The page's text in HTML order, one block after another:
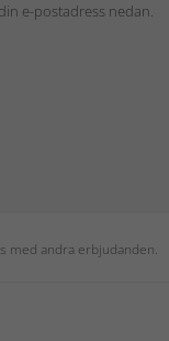
e-postadress nedan.
med andra erbjudanden.